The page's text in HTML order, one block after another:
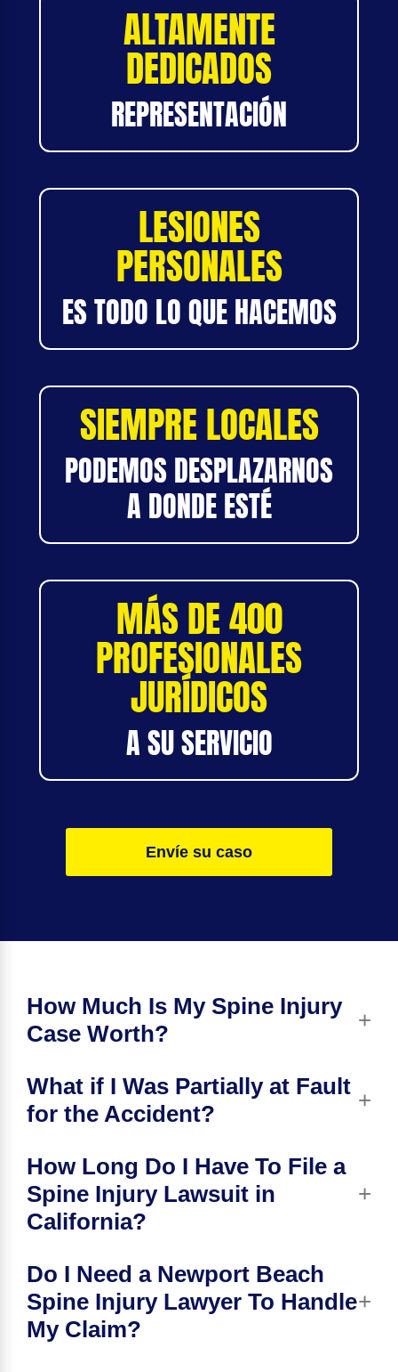
ALTAMENTE
DEDICADOS
REPRESENTACIÓN
LESIONES
PERSONALES
ES TODO LO QUE HACEMOS
SIEMPRE LOCALES
PODEMOS DESPLAZARNOS
A DONDE ESTÉ
MÁS DE 400
PROFESIONALES
JURÍDICOS
A SU SERVICIO
Envíe su caso
How Much Is My Spine Injury
Case Worth?
What if I Was Partially at Fault
for the Accident?
How Long Do I Have To File a
Spine Injury Lawsuit in
California?
Do I Need a Newport Beach
Spine Injury Lawyer To Handle
My Claim?